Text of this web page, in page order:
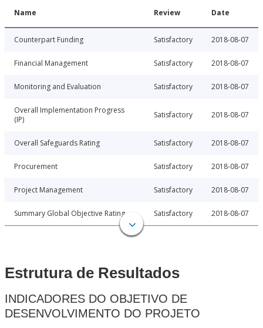
Name Review Date
Counterpart Funding Satisfactory 2018-08-07
Financial Management Satisfactory 2018-08-07
Monitoring and Evaluation Satisfactory 2018-08-07
Overall Implementation Progress
(IP)
Satisfactory 2018-08-07
Overall Safeguards Rating Satisfactory 2018-08-07
Procurement Satisfactory 2018-08-07
Project Management Satisfactory 2018-08-07
Summary Global Objective Rating Satisfactory 2018-08-07
Estrutura de Resultados
INDICADORES DO OBJETIVO DE
DESENVOLVIMENTO DO PROJETO